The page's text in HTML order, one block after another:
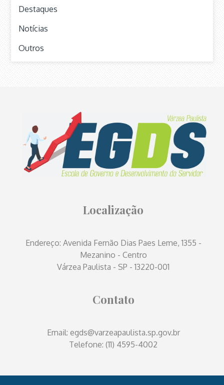
Destaques
Notícias
Outros
Localização
Endereço: Avenida Fernão Dias Paes Leme, 1355 -
Mezanino - Centro
Várzea Paulista - SP - 13220-001
Contato
Email: egds@varzeapaulista.sp.gov.br
Telefone: (11) 4595-4002